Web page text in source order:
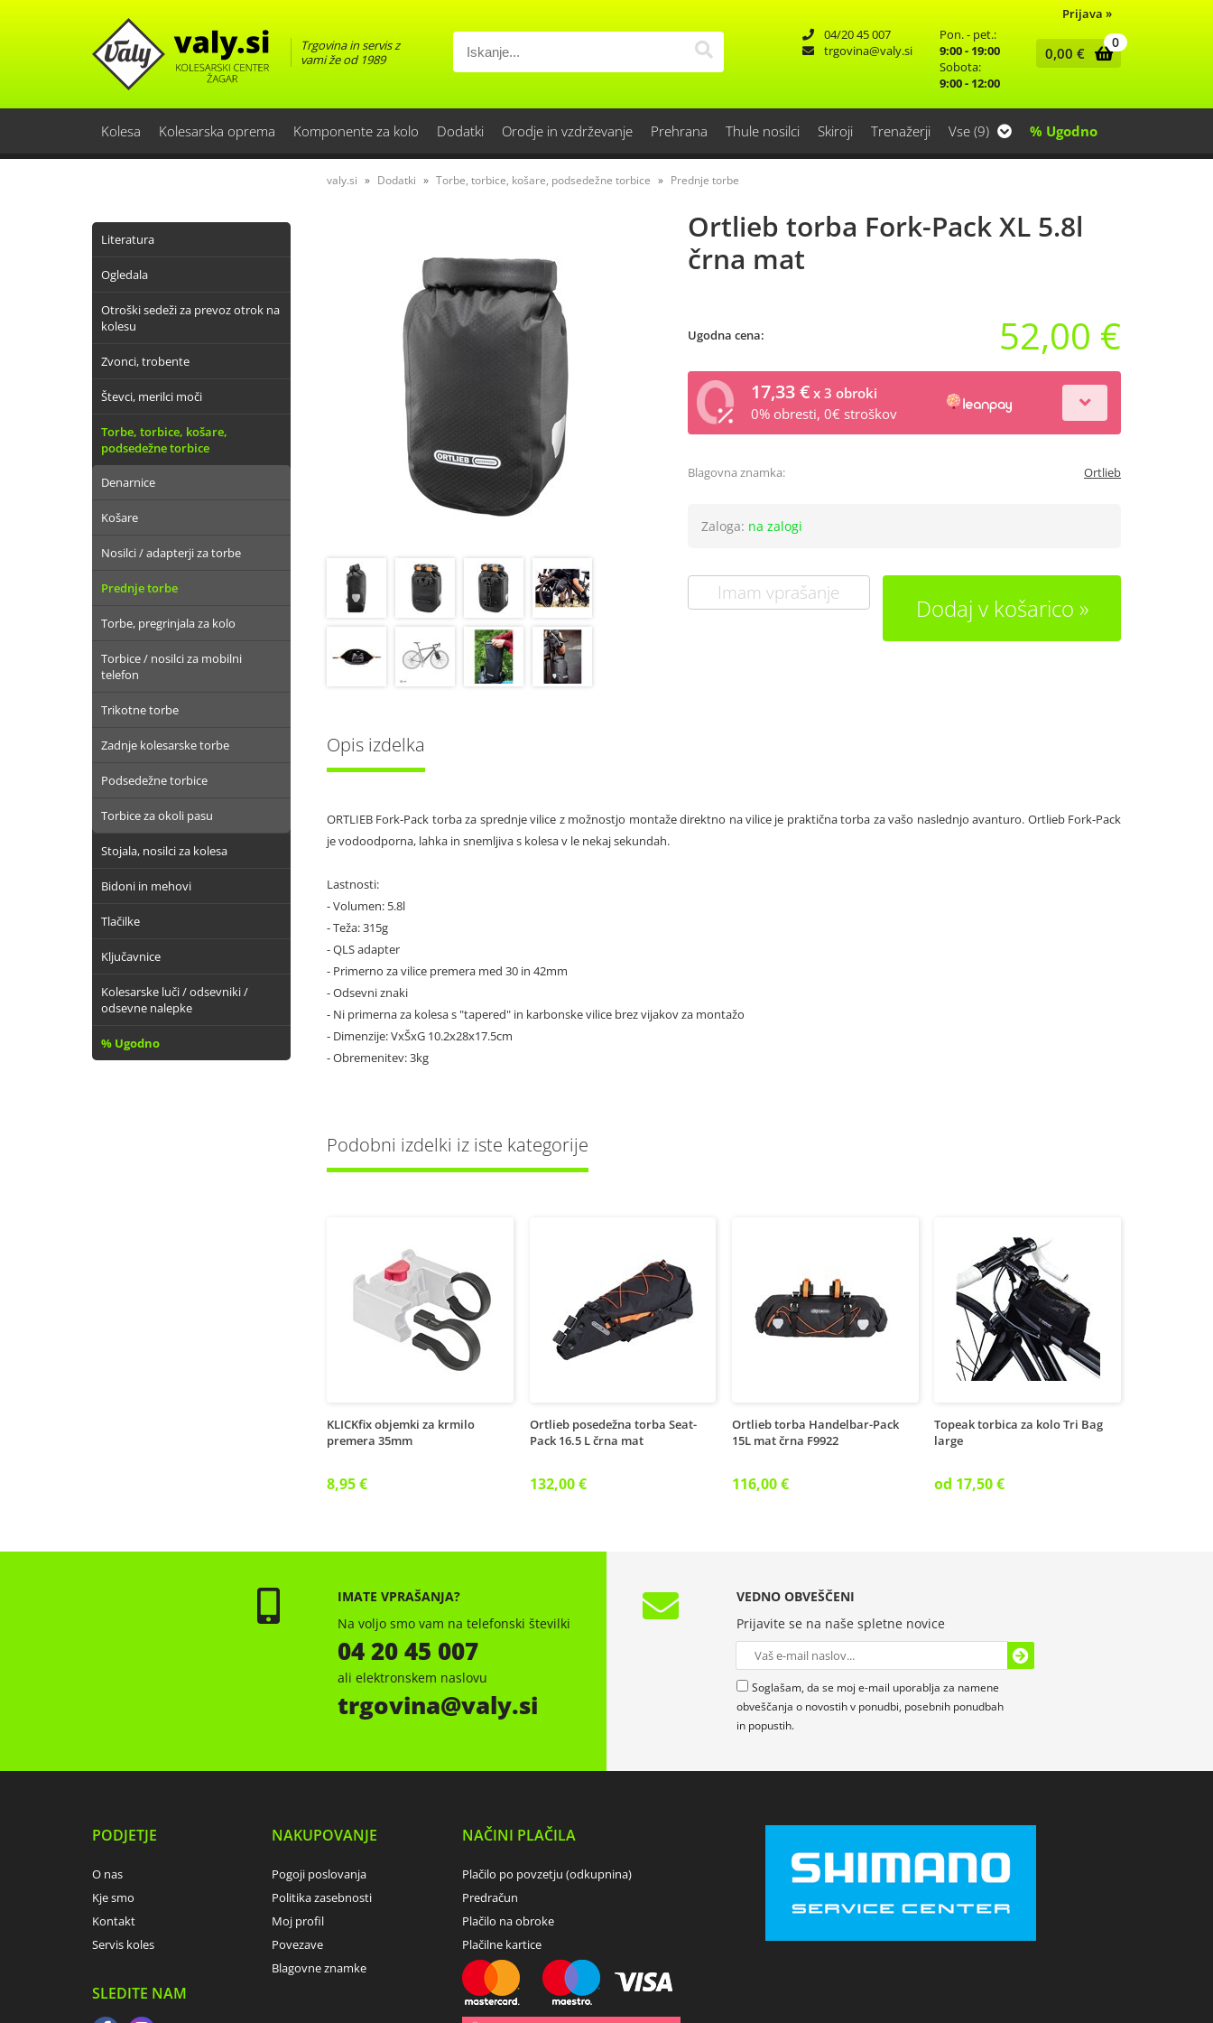
Prijava »
Trgovina in servis z
vami že od 1989
04/20 45 007
trgovina
valy.si
Pon. - pet.:
9:00 - 19:00
Sobota:
9:00 - 12:00
0
0,00 €
Kolesa Kolesarska oprema Komponente za kolo Dodatki Orodje in vzdrževanje Prehrana Thule nosilci Skiroji Trenažerji Vse (9) % Ugodno
Literatura
Ogledala
Otroški sedeži za prevoz otrok na
kolesu
Zvonci, trobente
Števci, merilci moči
Torbe, torbice, košare,
podsedežne torbice
Denarnice
Košare
Nosilci / adapterji za torbe
Prednje torbe
Torbe, pregrinjala za kolo
Torbice / nosilci za mobilni
telefon
Trikotne torbe
Zadnje kolesarske torbe
Podsedežne torbice
Torbice za okoli pasu
Stojala, nosilci za kolesa
Bidoni in mehovi
Tlačilke
Ključavnice
Kolesarske luči / odsevniki /
odsevne nalepke
% Ugodno
valy.si Dodatki Torbe, torbice, košare, podsedežne torbice Prednje torbe
Ortlieb torba Fork-Pack XL 5.8l
črna mat
Ugodna cena: 52,00 €
17,33 € x 3 obroki
0% obresti, 0€ stroškov
Blagovna znamka: Ortlieb
Zaloga: na zalogi
Imam vprašanje
Dodaj v košarico
Opis izdelka
ORTLIEB Fork-Pack torba za sprednje vilice z možnostjo montaže direktno na vilice je praktična torba za vašo naslednjo avanturo. Ortlieb Fork-Pack
je vodoodporna, lahka in snemljiva s kolesa v le nekaj sekundah.
Lastnosti:
- Volumen: 5.8l
- Teža: 315g
- QLS adapter
- Primerno za vilice premera med 30 in 42mm
- Odsevni znaki
- Ni primerna za kolesa s "tapered" in karbonske vilice brez vijakov za montažo
- Dimenzije: VxŠxG 10.2x28x17.5cm
- Obremenitev: 3kg
Podobni izdelki iz iste kategorije
KLICKfix objemki za krmilo
premera 35mm
8,95 €
Ortlieb posedežna torba Seat-
Pack 16.5 L črna mat
132,00 €
Ortlieb torba Handelbar-Pack
15L mat črna F9922
116,00 €
Topeak torbica za kolo Tri Bag
large
od 17,50 €
IMATE VPRAŠANJA?
Na voljo smo vam na telefonski številki
04 20 45 007
ali elektronskem naslovu
trgovina valy.si
VEDNO OBVEŠČENI
Prijavite se na naše spletne novice
Soglašam, da se moj e-mail uporablja za namene
obveščanja o novostih v ponudbi, posebnih ponudbah
in popustih.
PODJETJE
O nas
Kje smo
Kontakt
Servis koles
SLEDITE NAM
NAKUPOVANJE
Pogoji poslovanja
Politika zasebnosti
Moj profil
Povezave
Blagovne znamke
NAČINI PLAČILA
Plačilo po povzetju (odkupnina)
Predračun
Plačilo na obroke
Plačilne kartice